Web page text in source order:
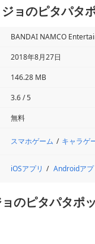
ジョのピタパタ
BANDAI NAMCO
2018年8月27日
146.28 MB
3.6 / 5
無料
スマホゲーム キャラゲ
iOSアプリ Androidアプ
のピタパタポ